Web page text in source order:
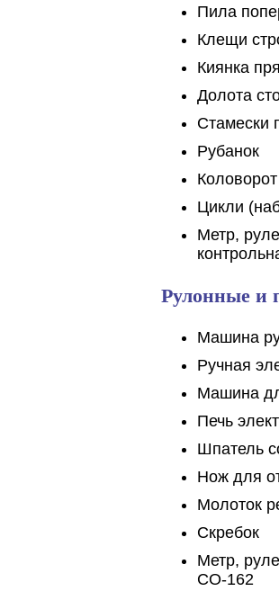
Пила
Клещи
Киянка
Долота
Стамески
Рубанок
Коловорот
Цикли
Метр,
Рулонные и
Машина
Ручная
Машина
Печь
Шпатель
Нож для
Молоток
Скребок
Метр,
СО-162